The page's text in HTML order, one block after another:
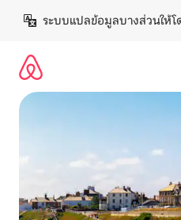
เนื้อหา
ระบบแปลข้อมูลบางส่วนให้